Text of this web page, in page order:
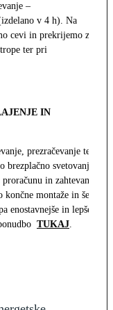
–
v 4 h). Na
cevi in prekrijemo z
ter pri
IN
prezračevanje ter
svetovanje
in zahtevam
montaže in še
enostavnejše in lepše.
TUKAJ.